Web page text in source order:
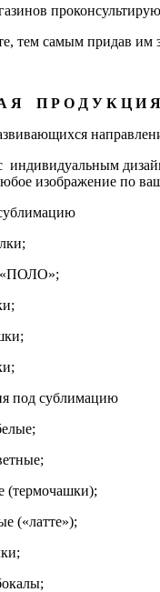
самым придав им
Р О Д У К Ц И Я
индивидуальным
изображение по
под сублимацию